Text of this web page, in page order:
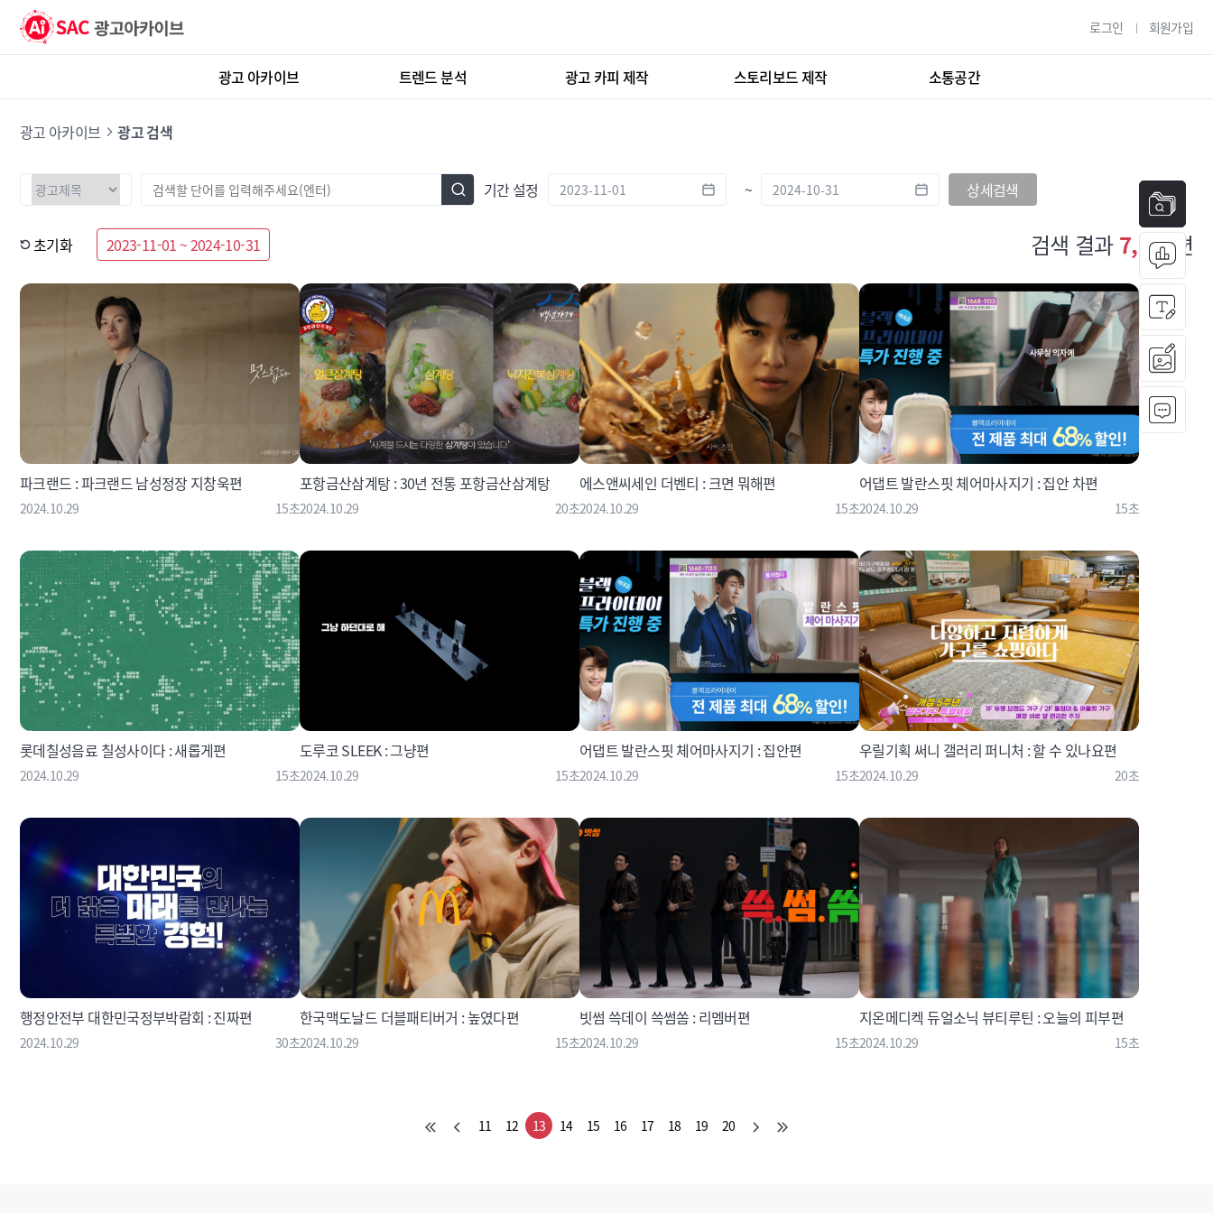
로그인 회원가입
광고 아카이브 트렌드 분석 광고 카피 제작 스토리보드 제작 소통공간
광고 아카이브 광고 검색
기간 설정 ~ 상세검색
초기화 2023-11-01 ~ 2024-10-31 검색 결과7,580편
파크랜드 : 파크랜드 남성정장 지창욱편
2024.10.29 15초
포항금산삼계탕 : 30년 전통 포항금산삼계탕
2024.10.29 20초
에스앤씨세인 더벤티 : 크면 뭐해편
2024.10.29 15초
어댑트 발란스핏 체어마사지기 : 집안 차편
2024.10.29 15초
롯데칠성음료 칠성사이다 : 새롭게편
2024.10.29 15초
도루코 SLEEK : 그냥편
2024.10.29 15초
어댑트 발란스핏 체어마사지기 : 집안편
2024.10.29 15초
우릴기획 써니 갤러리 퍼니처 : 할 수 있나요편
2024.10.29 20초
행정안전부 대한민국정부박람회 : 진짜편
2024.10.29 30초
한국맥도날드 더블패티버거 : 높였다편
2024.10.29 15초
빗썸 쓱데이 쓱썸쏨 : 리멤버편
2024.10.29 15초
지온메디켁 듀얼소닉 뷰티루틴 : 오늘의 피부편
2024.10.29 15초
11 12 13 14 15 16 17 18 19 20